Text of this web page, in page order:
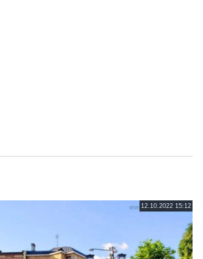
12.10.2022 15:12